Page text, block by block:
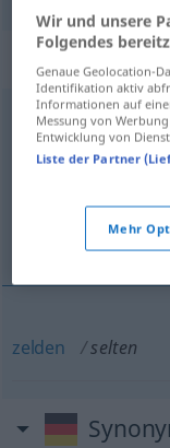
seltenadv
Übersicht aller
zelden selten
Wir und unsere
Folgendes
Genaue Geolocation-
Identifikation aktiv
Informationen auf
Messung von
Entwicklung von
Liste der Partner
Mehr